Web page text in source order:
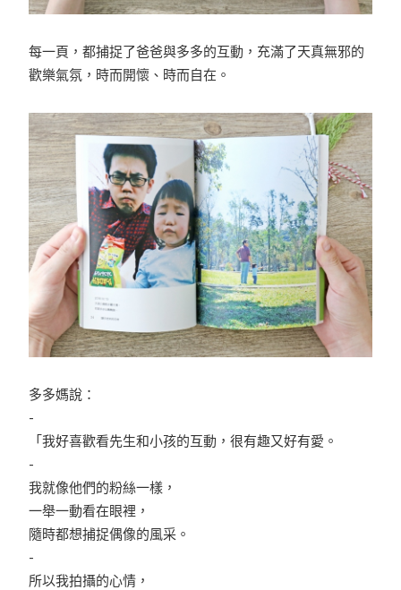
每一頁，都捕捉了爸爸與多多的互動，充滿了天真無邪的
歡樂氣氛，時而開懷、時而自在。
多多媽說：
-
「我好喜歡看先生和小孩的互動，很有趣又好有愛。
-
我就像他們的粉絲一樣，
一舉一動看在眼裡，
隨時都想捕捉偶像的風采。
-
所以我拍攝的心情，